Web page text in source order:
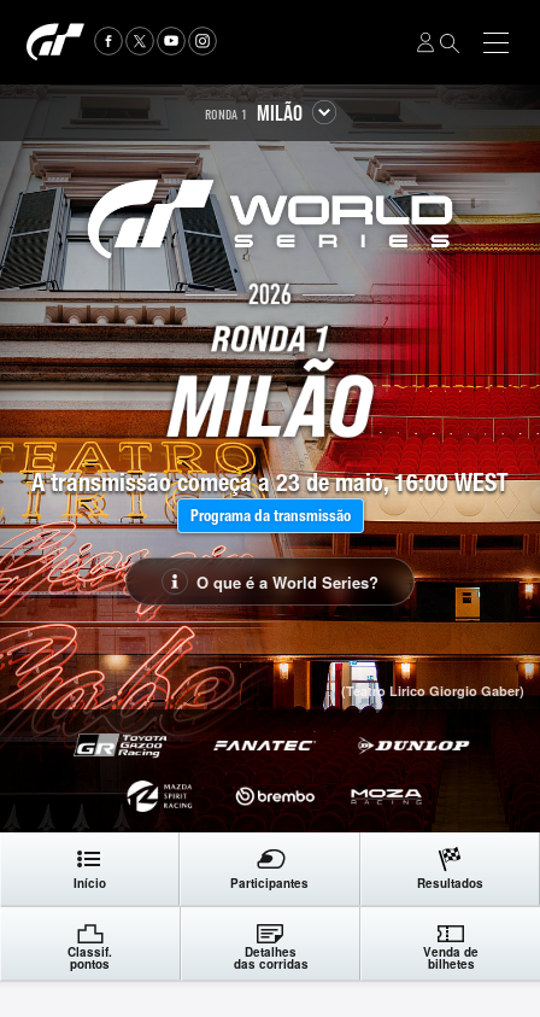
RONDA 1 MILÃO
A transmissão começa a23 de maio, 16:00 WEST
Programa da transmissão
O que é a World Series?
(Teatro Lirico Giorgio Gaber)
Início Participantes Resultados
Classif.
pontos
Detalhes
das corridas
Venda de
bilhetes